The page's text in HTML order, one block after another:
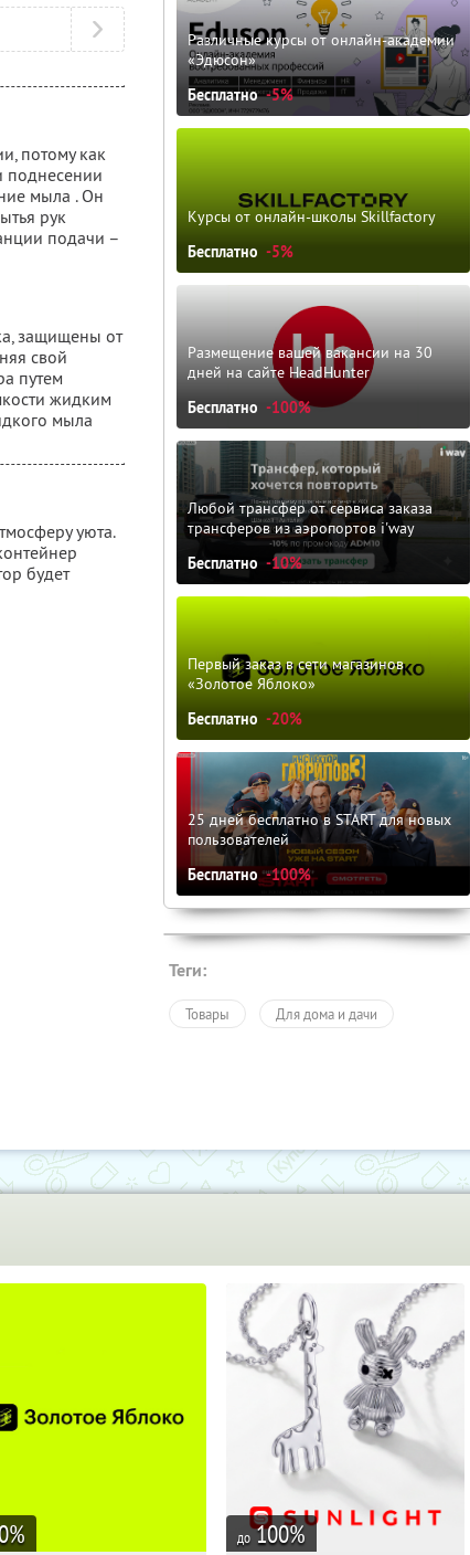
потому как
поднесении
мыла . Он
рук
подачи –
защищены от
свой
путем
жидким
мыла
уюта.
будет
Различные курсы от онлайн-академии
«Эдюсон»
Бесплатно -5%
Курсы от онлайн-школы Skillfactory
Бесплатно -5%
Размещение вашей вакансии на 30
дней на сайте HeadHunter
Бесплатно -100%
Любой трансфер от сервиса заказа
трансферов из аэропортов i'way
Бесплатно -10%
Первый заказ в сети магазинов
«Золотое Яблоко»
Бесплатно -20%
25 дней бесплатно в START для новых
пользователей
Бесплатно -100%
Теги:
Товары Для дома и дачи
% до 100%